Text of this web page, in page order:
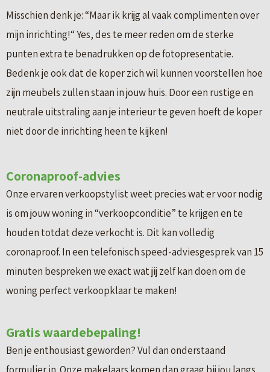
Misschien denk je: “Maar ik krijg al vaak complimenten over
mijn inrichting!“ Yes, des te meer reden om de sterke
punten extra te benadrukken op de fotopresentatie.
Bedenk je ook dat de koper zich wil kunnen voorstellen hoe
zijn meubels zullen staan in jouw huis. Door een rustige en
neutrale uitstraling aan je interieur te geven hoeft de koper
niet door de inrichting heen te kijken!
Coronaproof-advies
Onze ervaren verkoopstylist weet precies wat er voor nodig
is om jouw woning in “verkoopconditie” te krijgen en te
houden totdat deze verkocht is. Dit kan volledig
coronaproof. In een telefonisch speed-adviesgesprek van 15
minuten bespreken we exact wat jij zelf kan doen om de
woning perfect verkoopklaar te maken!
Gratis waardebepaling!
Ben je enthousiast geworden? Vul dan onderstaand